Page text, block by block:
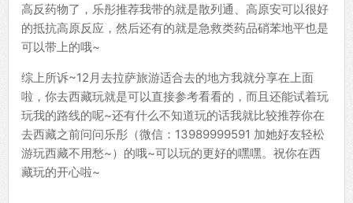
高反药物了，乐彤推荐我带的就是散列通、高原安可以很好
的抵抗高原反应，然后还有的就是急救类药品硝苯地平也是
可以带上的哦~
综上所诉~12月去拉萨旅游适合去的地方我就分享在上面
啦，你去西藏玩就是可以直接参考看看的，而且还能试着玩
玩我的路线的呢~还有什么不知道玩的话我就比较推荐你在
去西藏之前问问乐彤（微信：13989999591 加她好友轻松
游玩西藏不用愁~）的哦~可以玩的更好的嘿嘿。祝你在西
藏玩的开心啦~